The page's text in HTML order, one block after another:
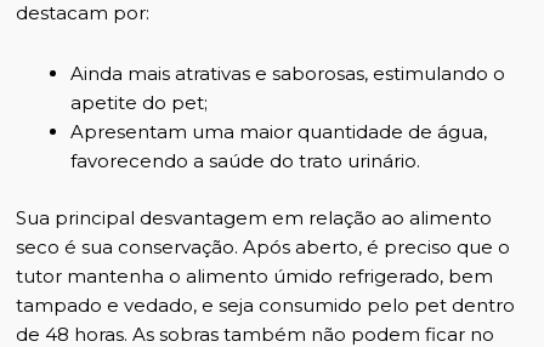
destacam por:
Ainda mais atrativas e saborosas, estimulando o
apetite do pet;
Apresentam uma maior quantidade de água,
favorecendo a saúde do trato urinário.
Sua principal desvantagem em relação ao alimento
seco é sua conservação. Após aberto, é preciso que o
tutor mantenha o alimento úmido refrigerado, bem
tampado e vedado, e seja consumido pelo pet dentro
de 48 horas. As sobras também não podem ficar no